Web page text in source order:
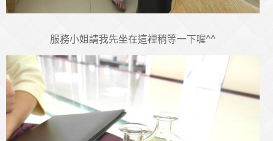
服務小姐請我先坐在這裡稍等一下喔^^